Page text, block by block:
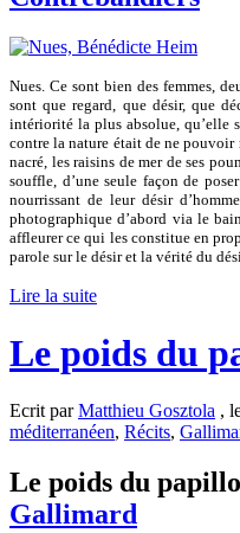
Nues. Ce sont bien des femmes,
sont que regard, que désir, que
intériorité la plus absolue, qu’elle
contre la nature était de ne
nacré, les raisins de mer de ses
souffle, d’une seule façon de
nourrissant de leur désir
photographique d’abord via le
affleurer ce qui les constitue en
parole sur le désir et la vérité du
Lire la suite
Le poids du
Ecrit parMatthieu Gosztola ,
méditerranéen, Récits,
Le poids du
Gallimard